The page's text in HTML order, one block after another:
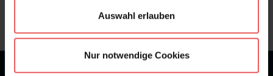
Auswahl erlauben
Nur notwendige Cookies
+49 (0)221 932 81 82